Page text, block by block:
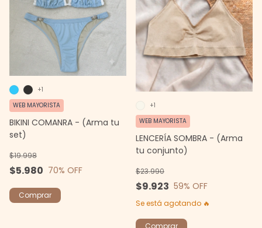
BIKINI COMANRA - (Arma tu
set)
$5.980
$19.998
70% OFF
WEB MAYORISTA
+1
Comprar
LENCERÍA SOMBRA - (Arma
tu conjunto)
$9.923
$23.990
59% OFF
WEB MAYORISTA
Se está agotando 🔥
+1